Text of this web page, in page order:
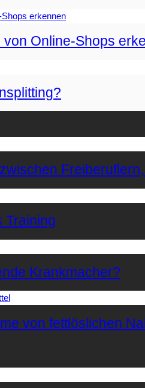
Online-Shops
Training
Krankmacher?
von fettlöslichen